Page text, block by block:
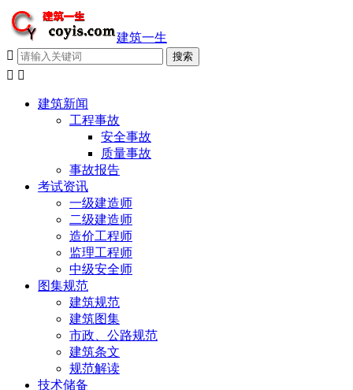
建筑一生

 
建筑新闻
工程事故
安全事故
质量事故
事故报告
考试资讯
一级建造师
二级建造师
造价工程师
监理工程师
中级安全师
图集规范
建筑规范
建筑图集
市政、公路规范
建筑条文
规范解读
技术储备